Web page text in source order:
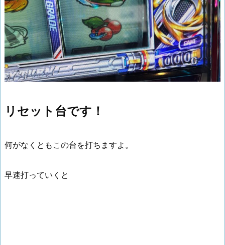
リセット台です！
何がなくともこの台を打ちますよ。
早速打っていくと